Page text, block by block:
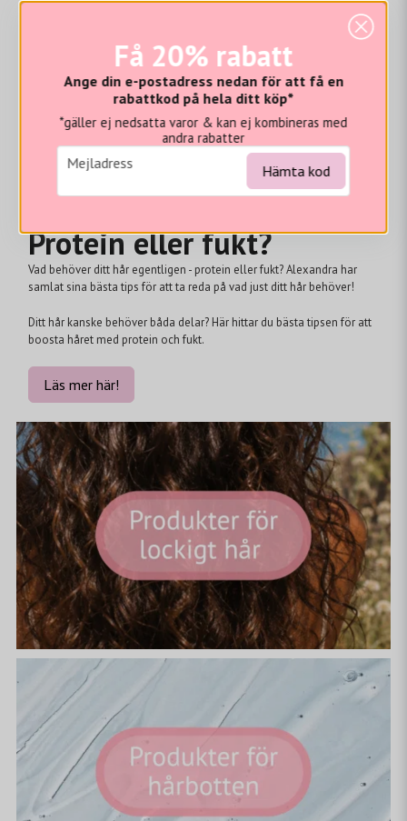
Protein eller fukt?
Vad behöver ditt hår egentligen - protein eller fukt? Alexandra har
samlat sina bästa tips för att ta reda på vad just ditt hår behöver!
Ditt hår kanske behöver båda delar? Här hittar du bästa tipsen för att
boosta håret med protein och fukt.
Läs mer här!
Få 20% rabatt
Ange din e-postadress nedan för att få en
rabattkod på hela ditt köp*
*gäller ej nedsatta varor & kan ej kombineras med
andra rabatter
email
Mejladress Hämta kod